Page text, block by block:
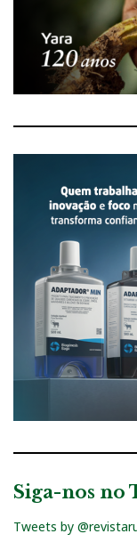
Siga-nos no
Tweets by